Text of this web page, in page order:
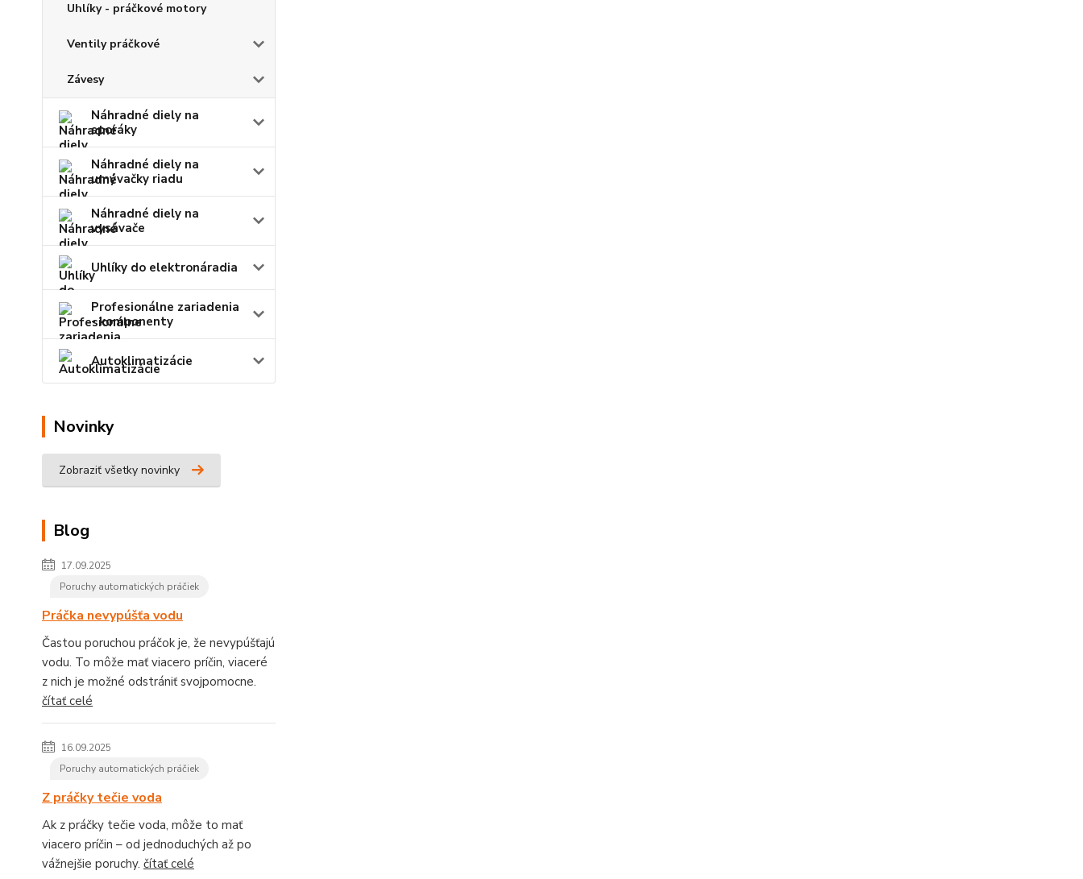
Uhlíky - práčkové motory
Ventily práčkové
Závesy
Náhradné diely na
sporáky
Náhradné diely na
umývačky riadu
Náhradné diely na
vysávače
Uhlíky do elektronáradia
Profesionálne zariadenia
- komponenty
Autoklimatizácie
Novinky
Zobraziť všetky novinky
Blog
17.09.2025
Poruchy automatických práčiek
Práčka nevypúšťa vodu
Častou poruchou práčok je, že nevypúšťajú
vodu. To môže mať viacero príčin, viaceré
z nich je možné odstrániť svojpomocne.
čítať celé
16.09.2025
Poruchy automatických práčiek
Z práčky tečie voda
Ak z práčky tečie voda, môže to mať
viacero príčin – od jednoduchých až po
vážnejšie poruchy. čítať celé